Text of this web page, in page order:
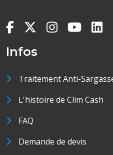
Infos
Traitement Anti-
L'histoire de Clim Cash
FAQ
Demande de devis